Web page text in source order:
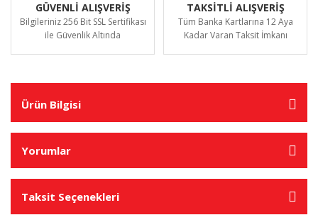
GÜVENLİ ALIŞVERİŞ
Bilgileriniz 256 Bit SSL Sertifikası
ile Güvenlik Altında
TAKSİTLİ ALIŞVERİŞ
Tüm Banka Kartlarına 12 Aya
Kadar Varan Taksit İmkanı
Ürün Bilgisi
Yorumlar
Taksit Seçenekleri